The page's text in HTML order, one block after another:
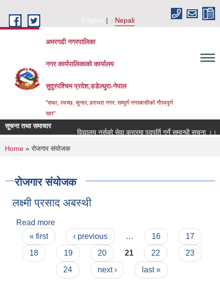
English
Nepali
अमरगढी नगरपालिका
नगर कार्यपालिकाको कार्यालय
सुदूरपश्चिम प्रदेश,डडेल्धुरा-नेपाल
"सफा, स्वच्छ, सुन्दर, हराभरा नगर: सम्पूर्ण नगरबासीको गौरवपूर्ण
रहर"
सूचना तथा समाचार
विद्यालय नर्सको सेवा करारमा पदपूर्ति गर्ने सम्वन्धी सूचना ।।
You are here
Home » रोजगार संयोजक
रोजगार संयोजक
लक्ष्मी प्रसाद अबस्थी
Read more
Pages
« first ‹ previous … 16
17
18
19 20 21 22
23
24
next › last »